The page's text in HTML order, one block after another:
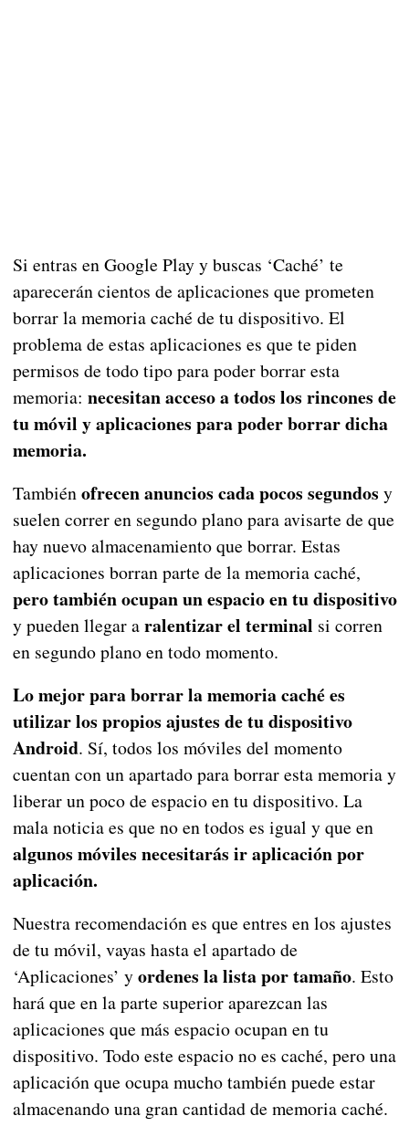
Si entras en Google Play y buscas ‘Caché’ te
aparecerán cientos de aplicaciones que prometen
borrar la memoria caché de tu dispositivo. El
problema de estas aplicaciones es que te piden
permisos de todo tipo para poder borrar esta
memoria: necesitan acceso a todos los rincones de
tu móvil y aplicaciones para poder borrar dicha
memoria.
Tambiénofrecen anuncios cada pocos segundos y
suelen correr en segundo plano para avisarte de que
hay nuevo almacenamiento que borrar. Estas
aplicaciones borran parte de la memoria caché,
pero también ocupan un espacio en tu dispositivo
y pueden llegar aralentizar el terminal si corren
en segundo plano en todo momento.
Lo mejor para borrar la memoria caché es
utilizar los propios ajustes de tu dispositivo
Android. Sí, todos los móviles del momento
cuentan con un apartado para borrar esta memoria y
liberar un poco de espacio en tu dispositivo. La
mala noticia es que no en todos es igual y que en
algunos móviles necesitarás ir aplicación por
aplicación.
Nuestra recomendación es que entres en los ajustes
de tu móvil, vayas hasta el apartado de
‘Aplicaciones’ yordenes la lista por tamaño. Esto
hará que en la parte superior aparezcan las
aplicaciones que más espacio ocupan en tu
dispositivo. Todo este espacio no es caché, pero una
aplicación que ocupa mucho también puede estar
almacenando una gran cantidad de memoria caché.